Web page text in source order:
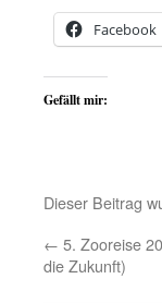
Facebook
Gefällt mir:
Dieser Beitrag
← 5. Zooreise
die Zukunft)